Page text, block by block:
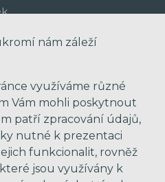
nám záleží
využíváme různé
Vám mohli poskytnout
patří zpracování údajů,
nutné k prezentaci
funkcionalit, rovněž
jsou využívány k